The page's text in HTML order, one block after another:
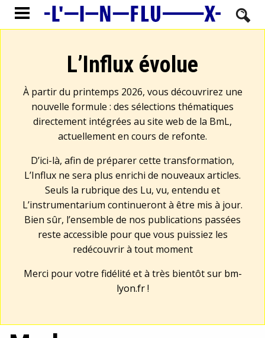
L’Influx évolue
À partir du printemps 2026, vous découvrirez une
nouvelle formule : des sélections thématiques
directement intégrées au site web de la BmL,
actuellement en cours de refonte.
D’ici-là, afin de préparer cette transformation,
L’Influx ne sera plus enrichi de nouveaux articles.
Seuls la rubrique des Lu, vu, entendu et
L’instrumentarium continueront à être mis à jour.
Bien sûr, l’ensemble de nos publications passées
reste accessible pour que vous puissiez les
redécouvrir à tout moment
Merci pour votre fidélité et à très bientôt sur bm-
lyon.fr!